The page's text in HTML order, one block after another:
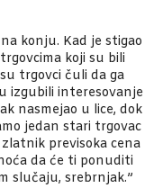
konju. Kad je stigao
koji su bili
trgovci čuli da ga
izgubili interesovanje
nasmejao u lice, dok
jedan stari trgovac
previsoka cena
da će ti ponuditi
slučaju, srebrnjak.”